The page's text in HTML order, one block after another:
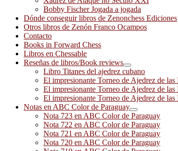
Bobby Fischer Jogada a jogada
Dónde conseguir libros de Zenonchess Ediciones
Otros libros de Zenón Franco Ocampos
Contacto
Books in Forward Chess
Libros en Chessable
Reseñas de libros/Book reviews
Libro Titanes del ajedrez cubano
El impresionante Torneo de Ajedrez de
El impresionante Torneo de Ajedrez de
El impresionante Torneo de Ajedrez de las
Notas en ABC Color de Paraguay
Nota 723 en ABC Color de Paraguay
Nota 722 en ABC Color de Paraguay
Nota 721 en ABC Color de Paraguay
Nota 720 en ABC Color de Paraguay